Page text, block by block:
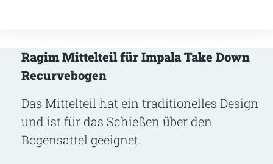
Ragim Mittelteil für Impala Take Down
Recurvebogen
Das Mittelteil hat ein traditionelles Design
und ist für das Schießen über den
Bogensattel geeignet.